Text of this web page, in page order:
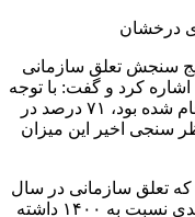
درخشان
سنجش تعلق سازمانی
کرد و گفت: با توجه
به آخرین نظرسنجی که در سال ۱۴۰۰ انجام شده بود، ۷۱ درصد در
سنجی اخیر این میزان
تعلق سازمانی در سال
۱۴۰۳ به ۹۰ درصد رسیده که رشد ۷ درصدی نسبت به ۱۴۰۰ داشته